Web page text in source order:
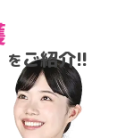
をご紹介!!